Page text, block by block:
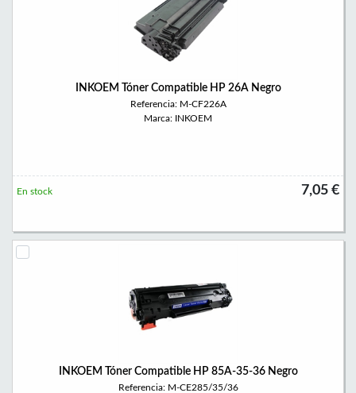
INKOEM Tóner Compatible HP 26A Negro
Referencia: M-CF226A
Marca: INKOEM
7,05 €
En stock
INKOEM Tóner Compatible HP 85A-35-36 Negro
Referencia: M-CE285/35/36